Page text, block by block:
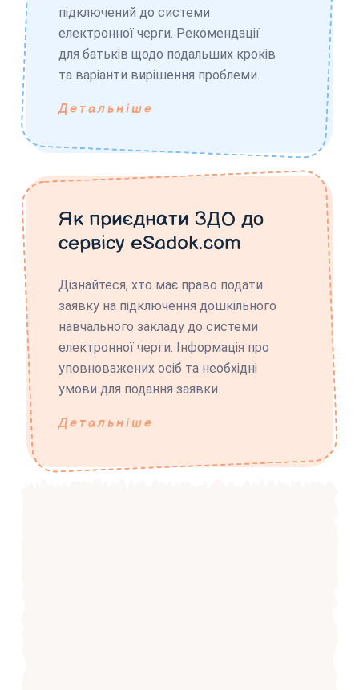
підключений до системи
електронної черги. Рекомендації
для батьків щодо подальших кроків
та варіанти вирішення проблеми.
Детальніше
Як приєднати ЗДО до
сервісу eSadok.com
Дізнайтеся, хто має право подати
заявку на підключення дошкільного
навчального закладу до системи
електронної черги. Інформація про
уповноважених осіб та необхідні
умови для подання заявки.
Детальніше